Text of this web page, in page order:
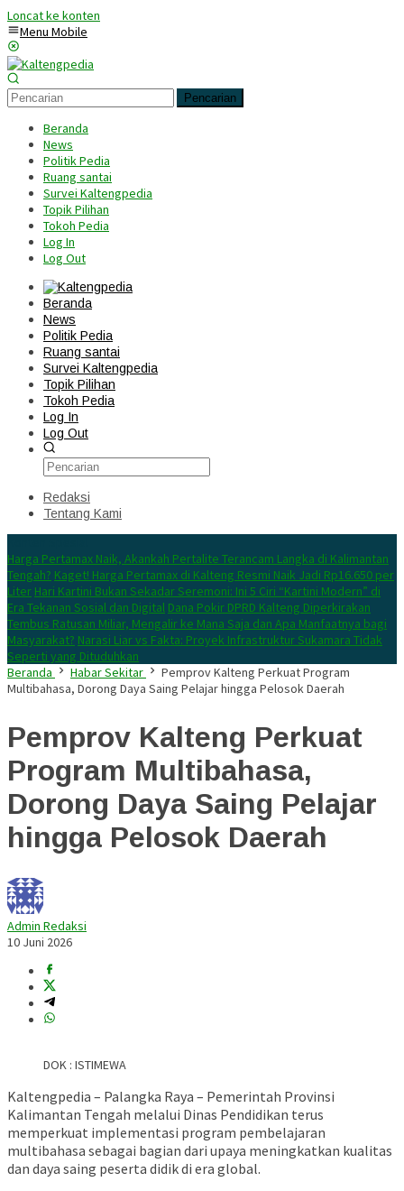
Loncat ke konten
Menu Mobile
Pencarian
Beranda
News
Politik Pedia
Ruang santai
Survei Kaltengpedia
Topik Pilihan
Tokoh Pedia
Log In
Log Out
Beranda
News
Politik Pedia
Ruang santai
Survei Kaltengpedia
Topik Pilihan
Tokoh Pedia
Log In
Log Out
Redaksi
Tentang Kami
Harga Pertamax Naik, Akankah Pertalite Terancam Langka di Kalimantan
Tengah? Kaget! Harga Pertamax di Kalteng Resmi Naik Jadi Rp16.650 per
Liter Hari Kartini Bukan Sekadar Seremoni: Ini 5 Ciri “Kartini Modern” di
Era Tekanan Sosial dan Digital Dana Pokir DPRD Kalteng Diperkirakan
Tembus Ratusan Miliar, Mengalir ke Mana Saja dan Apa Manfaatnya bagi
Masyarakat? Narasi Liar vs Fakta: Proyek Infrastruktur Sukamara Tidak
Seperti yang Dituduhkan
Beranda
Habar Sekitar
Pemprov Kalteng Perkuat Program
Multibahasa, Dorong Daya Saing Pelajar hingga Pelosok Daerah
Pemprov Kalteng Perkuat
Program Multibahasa,
Dorong Daya Saing Pelajar
hingga Pelosok Daerah
Admin Redaksi
10 Juni 2026
DOK : ISTIMEWA
Kaltengpedia – Palangka Raya – Pemerintah Provinsi
Kalimantan Tengah melalui Dinas Pendidikan terus
memperkuat implementasi program pembelajaran
multibahasa sebagai bagian dari upaya meningkatkan kualitas
dan daya saing peserta didik di era global.